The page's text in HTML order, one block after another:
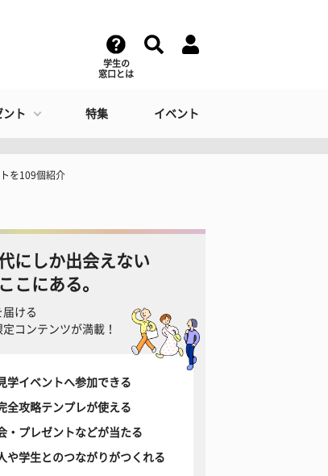
学生の
窓口とは
ント 特集 イベント
を109個紹介
にしか出会えない
こにある。
届ける
コンテンツが満載！
学イベントへ参加できる
全攻略テンプレが使える
・プレゼントなどが当たる
や学生とのつながりがつくれる